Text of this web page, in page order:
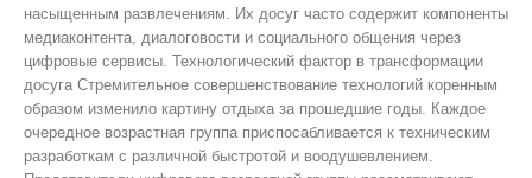
насыщенным развлечениям. Их досуг часто содержит компоненты
медиаконтента, диалоговости и социального общения через
цифровые сервисы. Технологический фактор в трансформации
досуга Стремительное совершенствование технологий коренным
образом изменило картину отдыха за прошедшие годы. Каждое
очередное возрастная группа приспосабливается к техническим
разработкам с различной быстротой и воодушевлением.